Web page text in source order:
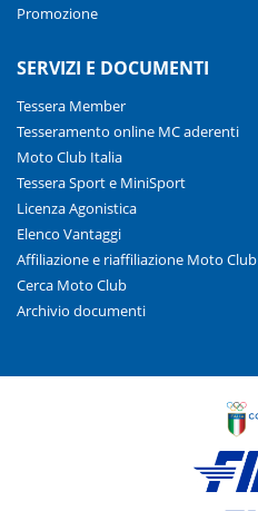
Promozione
SERVIZI E DOCUMENTI
Tessera Member
Tesseramento online MC aderenti
Moto Club Italia
Tessera Sport e MiniSport
Licenza Agonistica
Elenco Vantaggi
Affiliazione e riaffiliazione Moto Club
Cerca Moto Club
Archivio documenti